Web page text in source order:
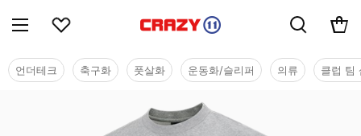
언더테크 축구화 풋살화 운동화/슬리퍼 의류 클럽 팀